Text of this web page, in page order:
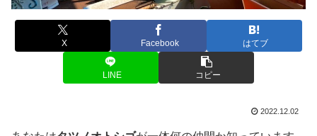
X Facebook はてブ
LINE コピー
2022.12.02